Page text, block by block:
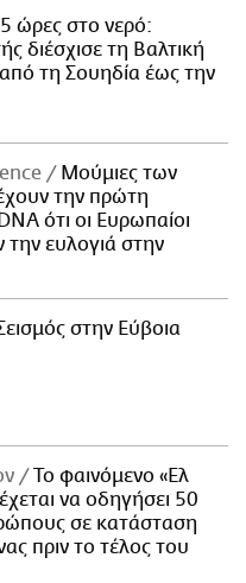
ώρες στο νερό:
διέσχισε τη Βαλτική
τη Σουηδία έως την
Μούμιες των
την πρώτη
ότι οι Ευρωπαίοι
την ευλογιά στην
στην Εύβοια
Το φαινόμενο «Ελ
να οδηγήσει 50
σε κατάσταση
πριν το τέλος του